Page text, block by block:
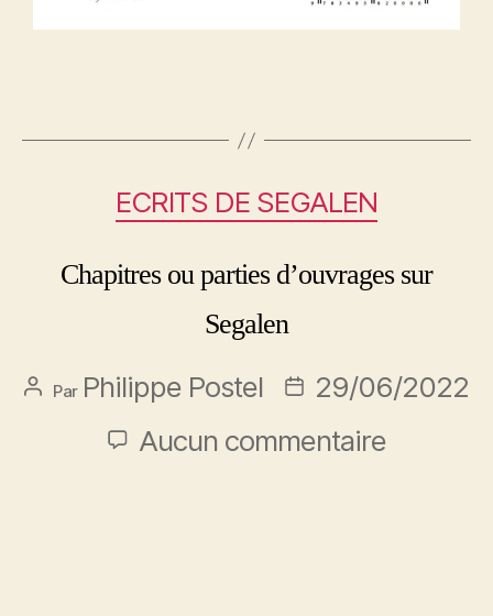
ECRITS DE SEGALEN
Chapitres ou parties d’ouvrages sur
Segalen
Par Philippe Postel
29/06/2022
Aucun commentaire